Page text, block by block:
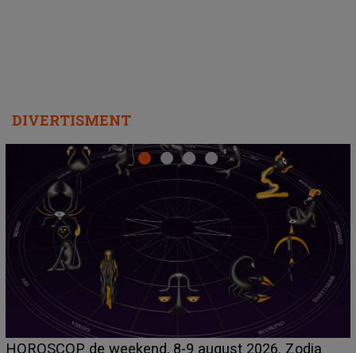
DIVERTISMENT
Emanuel a ținut ACEST DETALIU ASCUNS până